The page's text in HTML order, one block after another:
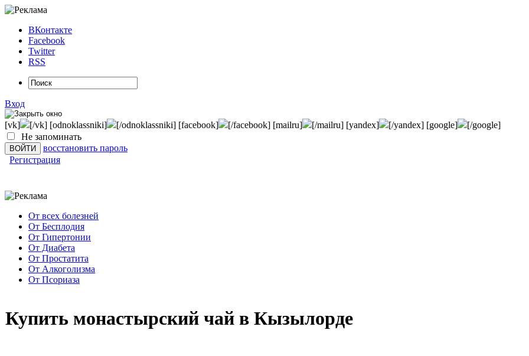
ВКонтакте
Facebook
Twitter
RSS
Вход
[vk] [/vk] [odnoklassniki] [/odnoklassniki] [facebook] [/facebook] [mailru] [/mailru] [yandex] [/yandex] [google]
[/google]
Не запоминать
восстановить пароль
Регистрация
От всех болезней
От Бесплодия
От Гипертонии
От Диабета
От Простатита
От Алкоголизма
От Псориаза
Купить монастырский чай в Кызылорде